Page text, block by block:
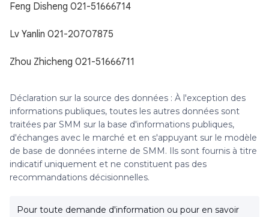
Feng Disheng 021-51666714
Lv Yanlin 021-20707875
Zhou Zhicheng 021-51666711
Déclaration sur la source des données : À l'exception des
informations publiques, toutes les autres données sont
traitées par SMM sur la base d'informations publiques,
d'échanges avec le marché et en s'appuyant sur le modèle
de base de données interne de SMM. Ils sont fournis à titre
indicatif uniquement et ne constituent pas des
recommandations décisionnelles.
Pour toute demande d'information ou pour en savoir